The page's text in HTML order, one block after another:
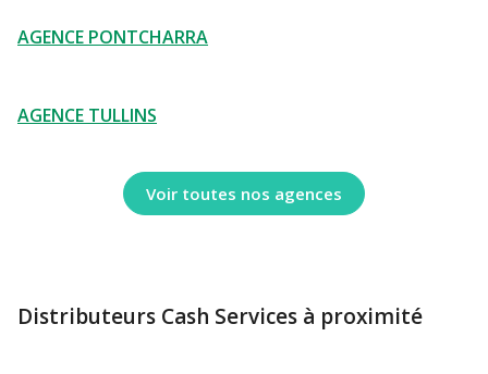
AGENCE PONTCHARRA
AGENCE TULLINS
Voir toutes nos agences
Distributeurs Cash Services à proximité